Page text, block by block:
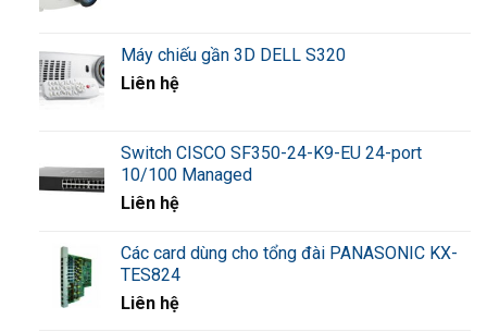
Download Brochure Download Image
Máy chiếu gần 3D DELL S320
Liên hệ
Switch CISCO SF350-24-K9-EU 24-port
10/100 Managed
Liên hệ
Các card dùng cho tổng đài PANASONIC KX-
TES824
Liên hệ